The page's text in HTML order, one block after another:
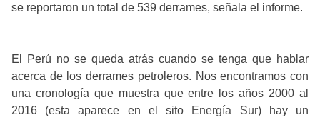
se reportaron un total de 539 derrames, señala el informe.
El Perú no se queda atrás cuando se tenga que hablar
acerca de los derrames petroleros. Nos encontramos con
una cronología que muestra que entre los años 2000 al
2016 (esta aparece en el sito Energía Sur) hay un